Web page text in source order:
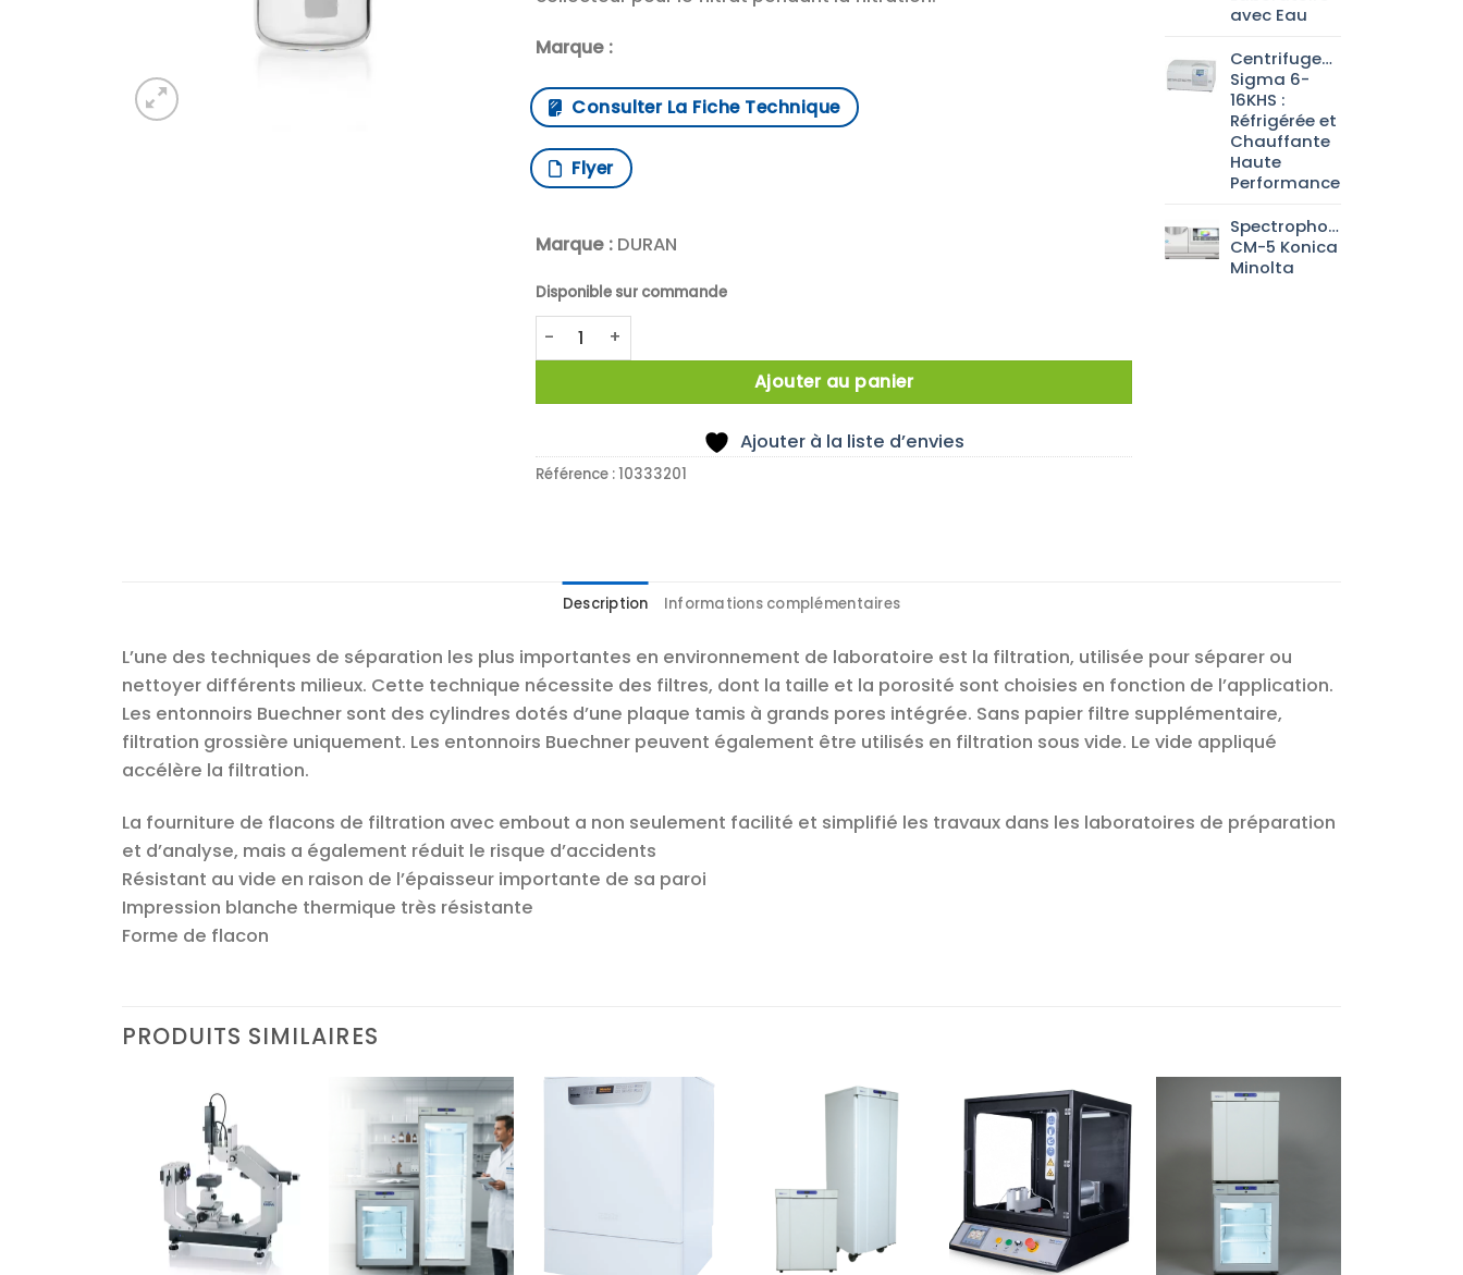
Marque :
Consulter La Fiche Technique
Flyer
Marque :DURAN
Disponible sur commande
quantité de DURAN™ Fiole à vide, avec tubulure latérale, forme de flacon
Ajouter au panier
Ajouter à la liste d’envies
Référence :10333201
avec Eau
Centrifugeuse
Sigma 6-
16KHS :
Réfrigérée et
Chauffante
Haute
Performance
Spectrophotomètre
CM-5 Konica
Minolta
Description Informations complémentaires
L’une des techniques de séparation les plus importantes en environnement de laboratoire est la filtration, utilisée pour séparer ou
nettoyer différents milieux. Cette technique nécessite des filtres, dont la taille et la porosité sont choisies en fonction de l’application.
Les entonnoirs Buechner sont des cylindres dotés d’une plaque tamis à grands pores intégrée. Sans papier filtre supplémentaire,
filtration grossière uniquement. Les entonnoirs Buechner peuvent également être utilisés en filtration sous vide. Le vide appliqué
accélère la filtration.
La fourniture de flacons de filtration avec embout a non seulement facilité et simplifié les travaux dans les laboratoires de préparation
et d’analyse, mais a également réduit le risque d’accidents
Résistant au vide en raison de l’épaisseur importante de sa paroi
Impression blanche thermique très résistante
Forme de flacon
PRODUITS SIMILAIRES
Ajouter
à la liste
d’envies
Ajouter
à la liste
d’envies
Ajouter
à la liste
d’envies
Ajouter
à la liste